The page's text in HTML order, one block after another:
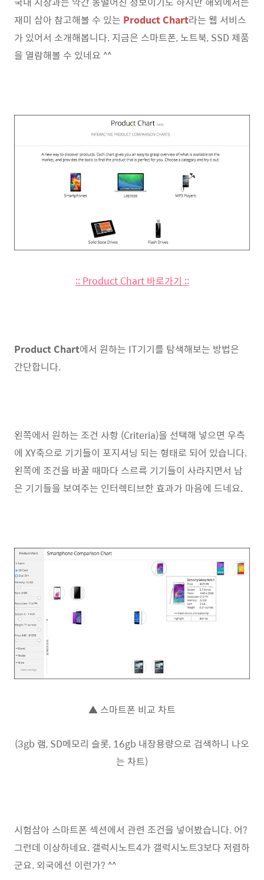
재미 삼아 참고해볼 수 있는 Product Chart라는 웹 서비스
가 있어서 소개해봅니다. 지금은 스마트폰, 노트북, SSD 제품
을 열람해볼 수 있네요 ^^
:: Product Chart 바로가기 ::
Product Chart에서 원하는 IT기기를 탐색해보는 방법은
간단합니다.
왼쪽에서 원하는 조건 사항 (Criteria)을 선택해 넣으면 우측
에 XY축으로 기기들이 포지셔닝 되는 형태로 되어 있습니다.
왼쪽에 조건을 바꿀 때마다 스르륵 기기들이 사라지면서 남
은 기기들을 보여주는 인터렉티브한 효과가 마음에 드네요.
▲ 스마트폰 비교 차트
(3gb 램, SD메모리 슬롯, 16gb 내장용량으로 검색하니 나오
는 차트)
시험삼아 스마트폰 섹션에서 관련 조건을 넣어봤습니다. 어?
그런데 이상하네요. 갤럭시노트4가 갤럭시노트3보다 저렴하
군요. 외국에선 이런가? ^^